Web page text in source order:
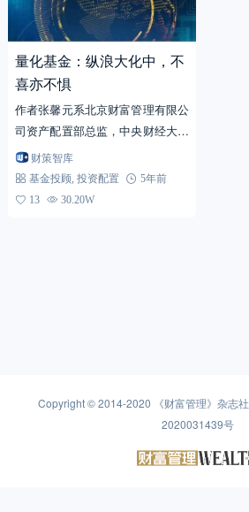
量化基金：纵浪大化中，不
喜亦不惧
作者张馨元系北京财富管理有限公
司资产配置部总监，中央财经大学
中国银行业研究中心特约研究员
东晋大诗人陶渊明在《形影神赠答
诗》曾写道“纵浪大化中，...
财策智库
基金投顾, 投资配置
5年前
13
30.20W
Copyright © 2014-2020 《财富管理》杂志社
2020031439号